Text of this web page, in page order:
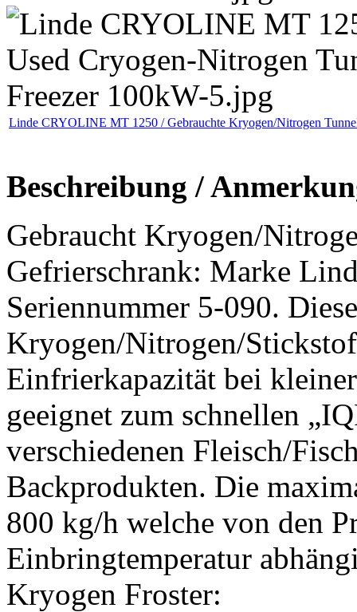
Linde CRYOLINE MT 1250 / Gebrauchte Kryogen/Nitrogen
Beschreibung /
Gebraucht Kryogen/
Gefrierschrank: Marke
Seriennummer 5-090.
Kryogen/Nitrogen/
Einfrierkapazität bei
geeignet zum schnellen
verschiedenen Fleisch/
Backprodukten. Die
800 kg/h welche von den
Einbringtemperatur
Kryogen Froster: